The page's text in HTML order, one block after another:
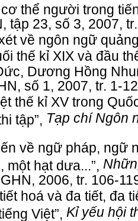
thể người trong
tập 23, số 3, 2007,
về ngôn ngữ
thế kỉ XIX và đầu
Dương Hồng
số 1, 2007, tr. 1-
thế kỉ XV trong
tập”, Tạp chí Ngôn
về ngữ pháp, ngữ
một hạt dưa...”,
2006, tr. 106-
hoá và đa tiết, đa
Việt”, Kỉ yếu hội